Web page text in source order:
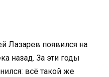
Лазарев появился на
назад. За эти годы
всё такой же